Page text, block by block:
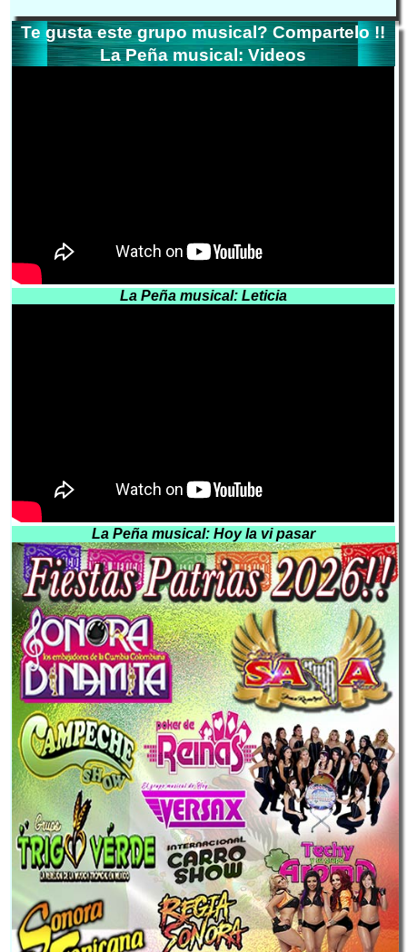
Te gusta este grupo musical? Compartelo !!
La Peña musical: Videos
La Peña musical: Leticia
La Peña musical: Hoy la vi pasar